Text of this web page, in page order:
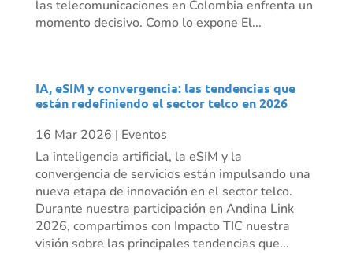
las telecomunicaciones en Colombia enfrenta un
momento decisivo. Como lo expone El...
IA, eSIM y convergencia: las tendencias que
están redefiniendo el sector telco en 2026
16 Mar 2026 | Eventos
La inteligencia artificial, la eSIM y la
convergencia de servicios están impulsando una
nueva etapa de innovación en el sector telco.
Durante nuestra participación en Andina Link
2026, compartimos con Impacto TIC nuestra
visión sobre las principales tendencias que...